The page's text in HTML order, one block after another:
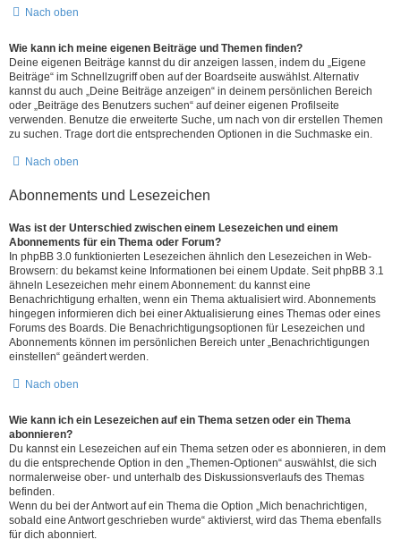
Nach oben
Wie kann ich meine eigenen Beiträge und Themen finden?
Deine eigenen Beiträge kannst du dir anzeigen lassen, indem du „Eigene
Beiträge“ im Schnellzugriff oben auf der Boardseite auswählst. Alternativ
kannst du auch „Deine Beiträge anzeigen“ in deinem persönlichen Bereich
oder „Beiträge des Benutzers suchen“ auf deiner eigenen Profilseite
verwenden. Benutze die erweiterte Suche, um nach von dir erstellen Themen
zu suchen. Trage dort die entsprechenden Optionen in die Suchmaske ein.
Nach oben
Abonnements und Lesezeichen
Was ist der Unterschied zwischen einem Lesezeichen und einem
Abonnements für ein Thema oder Forum?
In phpBB 3.0 funktionierten Lesezeichen ähnlich den Lesezeichen in Web-
Browsern: du bekamst keine Informationen bei einem Update. Seit phpBB 3.1
ähneln Lesezeichen mehr einem Abonnement: du kannst eine
Benachrichtigung erhalten, wenn ein Thema aktualisiert wird. Abonnements
hingegen informieren dich bei einer Aktualisierung eines Themas oder eines
Forums des Boards. Die Benachrichtigungsoptionen für Lesezeichen und
Abonnements können im persönlichen Bereich unter „Benachrichtigungen
einstellen“ geändert werden.
Nach oben
Wie kann ich ein Lesezeichen auf ein Thema setzen oder ein Thema
abonnieren?
Du kannst ein Lesezeichen auf ein Thema setzen oder es abonnieren, in dem
du die entsprechende Option in den „Themen-Optionen“ auswählst, die sich
normalerweise ober- und unterhalb des Diskussionsverlaufs des Themas
befinden.
Wenn du bei der Antwort auf ein Thema die Option „Mich benachrichtigen,
sobald eine Antwort geschrieben wurde“ aktivierst, wird das Thema ebenfalls
für dich abonniert.